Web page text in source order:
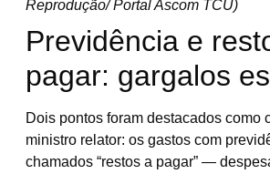
Reprodução/ Portal Ascom TCU)
Previdência e
pagar: gargalos
Dois pontos foram destacados como
ministro relator: os gastos com
chamados “restos a pagar” —